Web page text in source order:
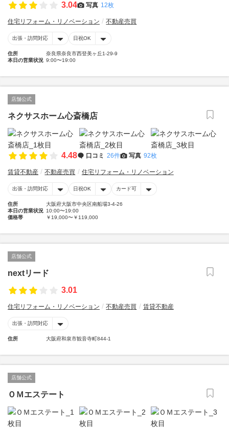
3.04 写真 12枚
住宅リフォーム・リノベーション 不動産売買
出張・訪問対応 日祝OK
住所
奈良県奈良市西登美ヶ丘1-29-9
本日の営業状況 9:00〜19:00
店舗公式
ネクサスホーム心斎橋店
4.48 口コミ 26件 写真 92枚
賃貸不動産 不動産売買 住宅リフォーム・リノベーション
出張・訪問対応 日祝OK カード可
住所
大阪府大阪市中央区南船場3-4-26
本日の営業状況 10:00〜19:00
価格帯
￥19,000〜￥119,000
店舗公式
nextリード
3.01
住宅リフォーム・リノベーション 不動産売買 賃貸不動産
出張・訪問対応
住所 大阪府和泉市観音寺町844-1
店舗公式
ＯＭエステート